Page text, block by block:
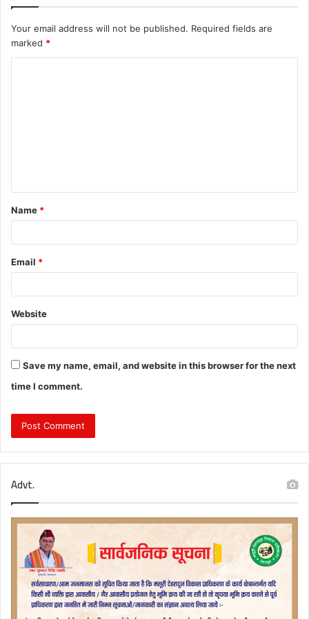
Your email address will not be published. Required fields are
marked *
t
*
Name *
Email *
Website
Save my name, email, and website in this browser for the next
time I comment.
Advt.